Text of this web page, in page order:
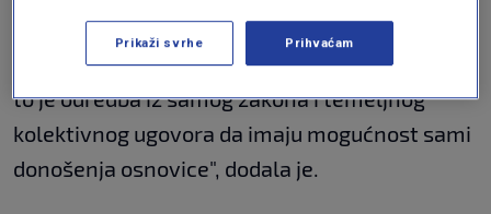
"Ne vjerujem da ministar ipremijerblefiraju, ali
u ovoj situaciji imaju kartu u svojim rukama, a
to je odredba iz samog zakona i temeljnog
kolektivnog ugovora da imaju mogućnost sami
donošenja osnovice", dodala je.
Prikaži svrhe Prihvaćam